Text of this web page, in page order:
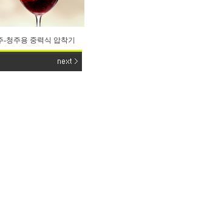
-청주용 중력식 압착기